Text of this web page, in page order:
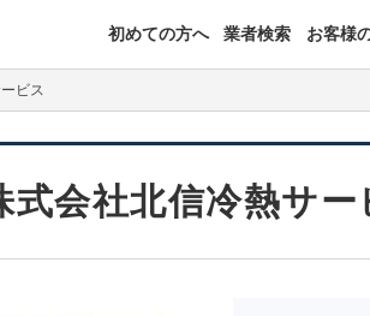
初めての方へ 業者検索 お客様
ビス
式会社北信冷熱サー